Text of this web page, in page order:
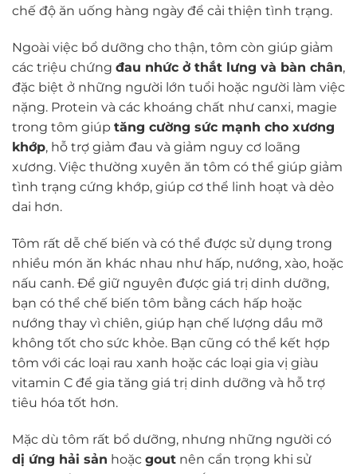
chế độ ăn uống hàng ngày để cải thiện tình trạng.
Ngoài việc bổ dưỡng cho thận, tôm còn giúp giảm
các triệu chứng đau nhức ở thắt lưng và bàn chân,
đặc biệt ở những người lớn tuổi hoặc người làm việc
nặng. Protein và các khoáng chất như canxi, magie
trong tôm giúp tăng cường sức mạnh cho xương
khớp, hỗ trợ giảm đau và giảm nguy cơ loãng
xương. Việc thường xuyên ăn tôm có thể giúp giảm
tình trạng cứng khớp, giúp cơ thể linh hoạt và dẻo
dai hơn.
Tôm rất dễ chế biến và có thể được sử dụng trong
nhiều món ăn khác nhau như hấp, nướng, xào, hoặc
nấu canh. Để giữ nguyên được giá trị dinh dưỡng,
bạn có thể chế biến tôm bằng cách hấp hoặc
nướng thay vì chiên, giúp hạn chế lượng dầu mỡ
không tốt cho sức khỏe. Bạn cũng có thể kết hợp
tôm với các loại rau xanh hoặc các loại gia vị giàu
vitamin C để gia tăng giá trị dinh dưỡng và hỗ trợ
tiêu hóa tốt hơn.
Mặc dù tôm rất bổ dưỡng, nhưng những người có
dị ứng hải sản hoặc gout nên cẩn trọng khi sử